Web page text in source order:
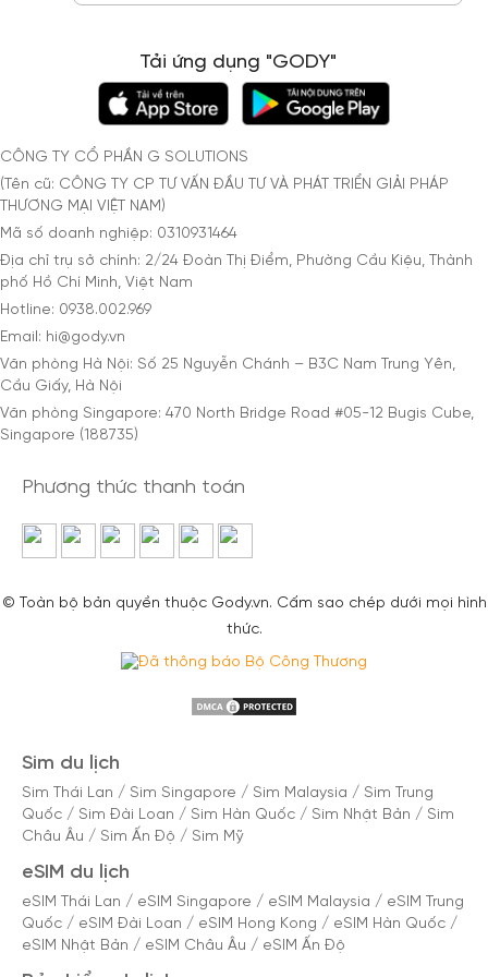
Tải ứng dụng "GODY"
CÔNG TY CỔ PHẦN G SOLUTIONS
(Tên cũ: CÔNG TY CP TƯ VẤN ĐẦU TƯ VÀ PHÁT TRIỂN GIẢI PHÁP
THƯƠNG MẠI VIỆT NAM)
Mã số doanh nghiệp: 0310931464
Địa chỉ trụ sở chính: 2/24 Đoàn Thị Điểm, Phường Cầu Kiệu, Thành
phố Hồ Chí Minh, Việt Nam
Hotline: 0938.002.969
Email: hi@gody.vn
Văn phòng Hà Nội: Số 25 Nguyễn Chánh – B3C Nam Trung Yên,
Cầu Giấy, Hà Nội
Văn phòng Singapore: 470 North Bridge Road #05-12 Bugis Cube,
Singapore (188735)
Phương thức thanh toán
© Toàn bộ bản quyền thuộc Gody.vn. Cấm sao chép dưới mọi hình
thức.
Sim du lịch
Sim Thái Lan / Sim Singapore / Sim Malaysia / Sim Trung
Quốc / Sim Đài Loan / Sim Hàn Quốc / Sim Nhật Bản / Sim
Châu Âu / Sim Ấn Độ / Sim Mỹ
eSIM du lịch
eSIM Thái Lan / eSIM Singapore / eSIM Malaysia / eSIM Trung
Quốc / eSIM Đài Loan / eSIM Hong Kong / eSIM Hàn Quốc /
eSIM Nhật Bản / eSIM Châu Âu / eSIM Ấn Độ